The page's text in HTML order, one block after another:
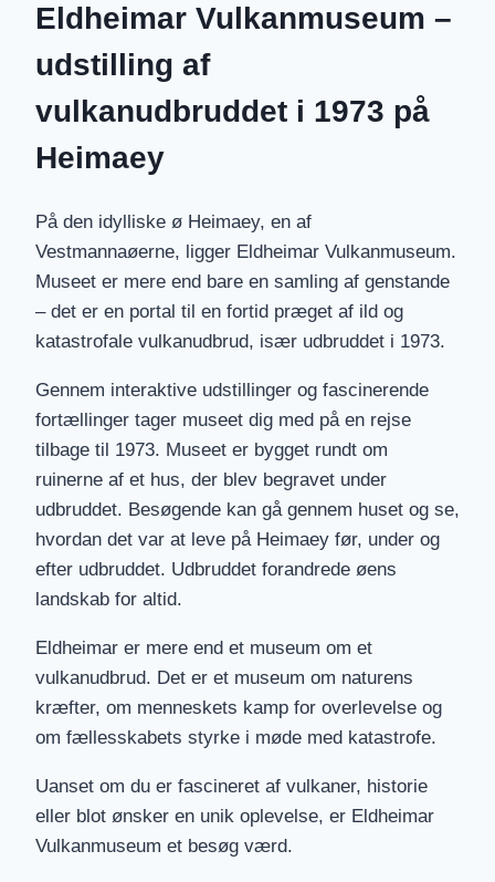
Eldheimar Vulkanmuseum –
udstilling af
vulkanudbruddet i 1973 på
Heimaey
På den idylliske ø Heimaey, en af
Vestmannaøerne, ligger Eldheimar Vulkanmuseum.
Museet er mere end bare en samling af genstande
– det er en portal til en fortid præget af ild og
katastrofale vulkanudbrud, især udbruddet i 1973.
Gennem interaktive udstillinger og fascinerende
fortællinger tager museet dig med på en rejse
tilbage til 1973. Museet er bygget rundt om
ruinerne af et hus, der blev begravet under
udbruddet. Besøgende kan gå gennem huset og se,
hvordan det var at leve på Heimaey før, under og
efter udbruddet. Udbruddet forandrede øens
landskab for altid.
Eldheimar er mere end et museum om et
vulkanudbrud. Det er et museum om naturens
kræfter, om menneskets kamp for overlevelse og
om fællesskabets styrke i møde med katastrofe.
Uanset om du er fascineret af vulkaner, historie
eller blot ønsker en unik oplevelse, er Eldheimar
Vulkanmuseum et besøg værd.